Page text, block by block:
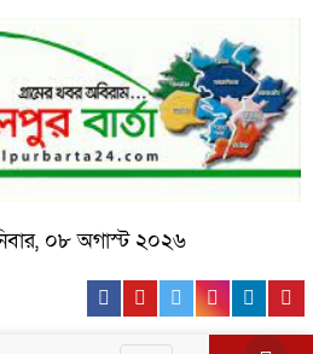
০৮ অগাস্ট ২০২৬
Facebook
YoutubeTwitter